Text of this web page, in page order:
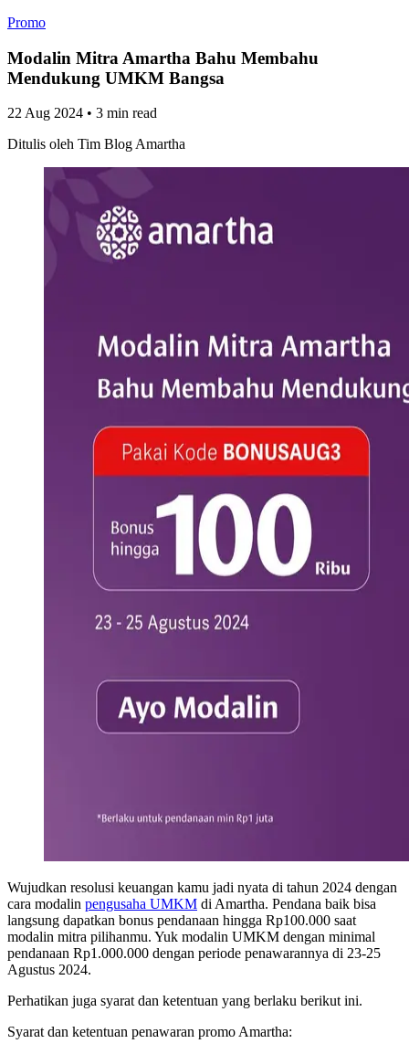
Promo
Modalin Mitra Amartha Bahu Membahu
Mendukung UMKM Bangsa
22 Aug 2024 • 3 min read
Ditulis oleh Tim Blog Amartha
Wujudkan resolusi keuangan kamu jadi nyata di tahun 2024 dengan
cara modalin pengusaha UMKM di Amartha. Pendana baik bisa
langsung dapatkan bonus pendanaan hingga Rp100.000 saat
modalin mitra pilihanmu. Yuk modalin UMKM dengan minimal
pendanaan Rp1.000.000 dengan periode penawarannya di 23-25
Agustus 2024.
Perhatikan juga syarat dan ketentuan yang berlaku berikut ini.
Syarat dan ketentuan penawaran promo Amartha: